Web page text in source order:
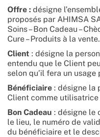
Offre : désigne
proposés par AHIMSA
Soins – Bon Cadeau –
Cure – Produits à la vente.
Client : désigne la
entendu que le Client
selon qu’il fera un usage
Bénéficiaire : désigne la
Client comme utilisatrice
Bon Cadeau : désigne le
le lieu, le numéro de
du bénéficiaire et le